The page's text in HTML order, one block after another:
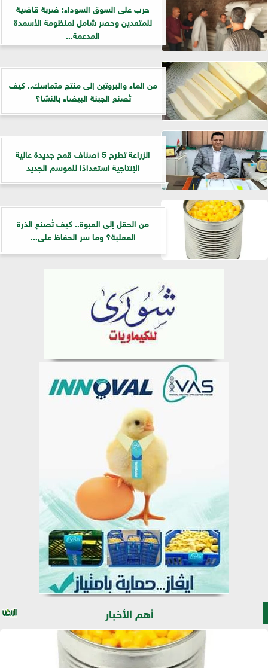
حرب على السوق السوداء: ضربة قاضية
للمتعدين وحصر شامل لمنظومة الأسمدة
المدعمة...
من الماء والبروتين إلى منتج متماسك.. كيف
تُصنع الجبنة البيضاء بالنشا؟
الزراعة تطرح 5 أصناف قمح جديدة عالية
الإنتاجية استعدادًا للموسم الجديد
من الحقل إلى العبوة.. كيف تُصنع الذرة
المعلبة؟ وما سر الحفاظ على...
أهم الأخبار